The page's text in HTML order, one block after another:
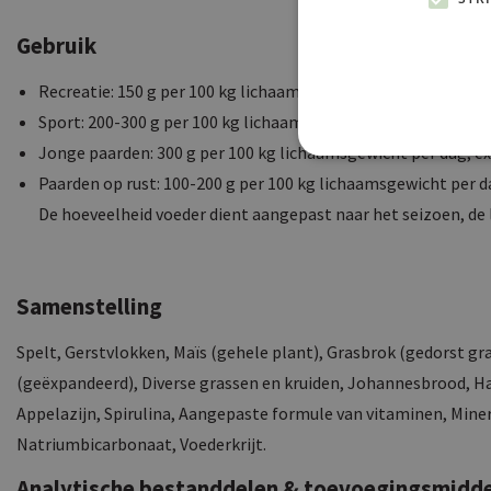
Gebruik
Recreatie: 150 g per 100 kg lichaamsgewicht per dag, extra
Sport: 200-300 g per 100 kg lichaamsgewicht per dag, extra
Jonge paarden: 300 g per 100 kg lichaamsgewicht per dag,
Paarden op rust: 100-200 g per 100 kg lichaamsgewicht
De hoeveelheid voeder dient aangepast naar het seizoen,
Samenstelling
Spelt, Gerstvlokken, Maïs (gehele plant), Grasbrok (gedorst
(geëxpandeerd), Diverse grassen en kruiden,
Appelazijn, Spirulina, Aangepaste formule van vitaminen,
Natriumbicarbonaat, Voederkrijt.